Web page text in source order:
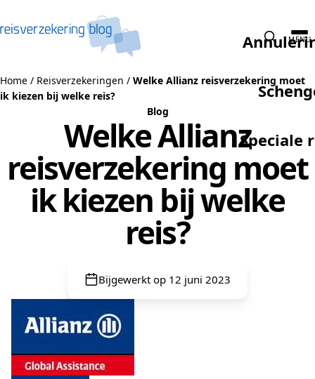
Speciale
MENU
Home / Reisverzekeringen / Welke Allianz reisverzekering moet
ik kiezen bij welke reis?
Blog
Welke Allianz
reisverzekering moet
ik kiezen bij welke
reis?
Bijgewerkt op 12 juni 2023